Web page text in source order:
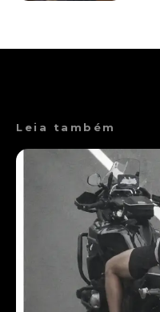
Leia também